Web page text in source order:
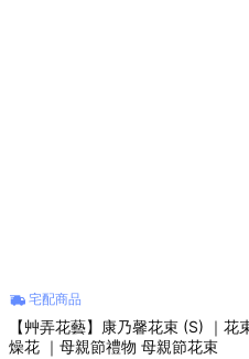
宅配商品
【艸弄花藝】康乃馨花束 (S) ｜花
燥花 ｜母親節禮物 母親節花束